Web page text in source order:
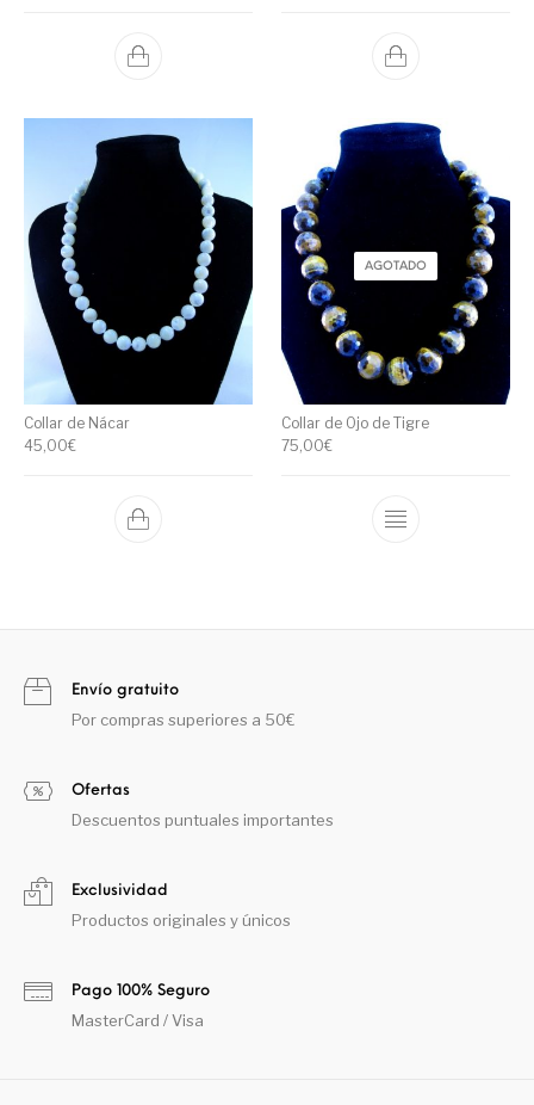
Collar de Nácar
45,00€
AGOTADO
Collar de Ojo de Tigre
75,00€
Envío gratuito
Por compras superiores a 50€
Ofertas
Descuentos puntuales importantes
Exclusividad
Productos originales y únicos
Pago 100% Seguro
MasterCard / Visa